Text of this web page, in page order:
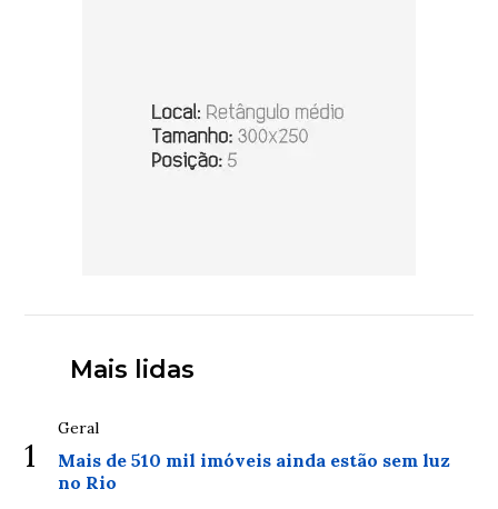
Mais lidas
1
Geral
Mais de 510 mil imóveis ainda estão sem luz
no Rio